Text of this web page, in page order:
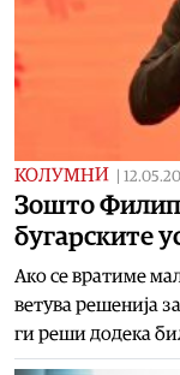
КОЛУМНИ
Зошто
бугарските
Ако се вратиме
ветува решенија
ги реши додека